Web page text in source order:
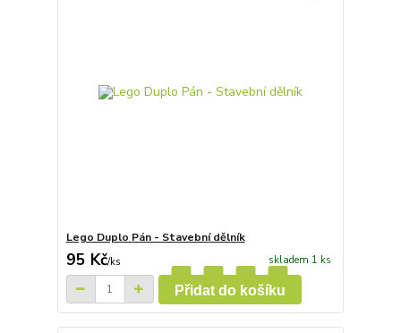
Lego Duplo Pán - Stavební dělník
95 Kč/ks skladem 1 ks
Přidat do košíku